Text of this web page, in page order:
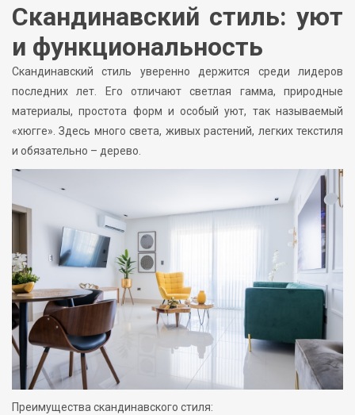
Скандинавский стиль: уют
и функциональность
Скандинавский стиль уверенно держится среди лидеров
последних лет. Его отличают светлая гамма, природные
материалы, простота форм и особый уют, так называемый
«хюгге». Здесь много света, живых растений, легких текстиля
и обязательно – дерево.
Преимущества скандинавского стиля: